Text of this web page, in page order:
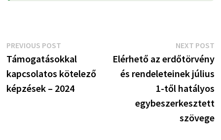
Bejegyzés
navigáció
PREVIOUS POSTPrevious
post:
Támogatásokkal
kapcsolatos kötelező
képzések – 2024
NEXT POST
Elérhető az erdőtörvény
és rendeleteinek július
1-től hatályos
egybeszerkesztett
szövege